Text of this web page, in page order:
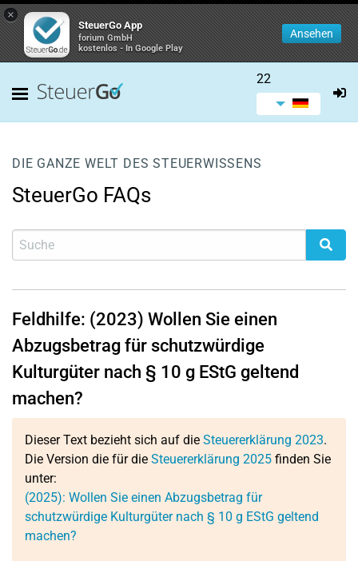
×
SteuerGo App
forium GmbH
kostenlos - In Google Play
Ansehen
22
DIE GANZE WELT DES STEUERWISSENS
SteuerGo FAQs
Feldhilfe: (2023) Wollen Sie einen
Abzugsbetrag für schutzwürdige
Kulturgüter nach § 10 g EStG geltend
machen?
Dieser Text bezieht sich auf die Steuererklärung 2023.
Die Version die für die Steuererklärung 2025 finden Sie
unter:
(2025): Wollen Sie einen Abzugsbetrag für
schutzwürdige Kulturgüter nach § 10 g EStG geltend
machen?